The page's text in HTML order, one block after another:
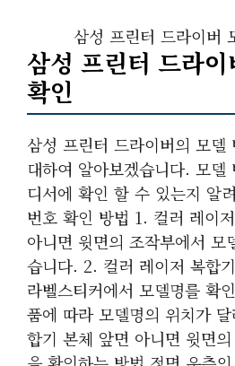
삼성 프린터 드라이버
삼성 프린터 드라
확인
삼성 프린터 드라이버의 모델
대하여 알아보겠습니다. 모델
디서에 확인 할 수 있는지 알
번호 확인 방법 1. 컬러 레이
아니면 윗면의 조작부에서 모
습니다. 2. 컬러 레이저 복합
라벨스티커에서 모델명를 확
품에 따라 모델명의 위치가
합기 본체 앞면 아니면 윗면